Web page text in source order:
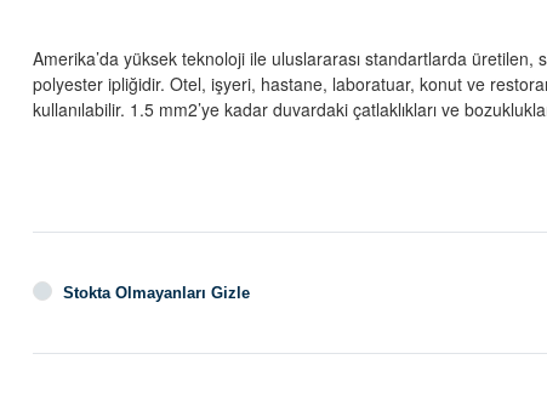
Amerika’da yüksek teknoloji ile uluslararası standartlarda
polyester ipliğidir. Otel, işyeri, hastane, laboratuar, konut ve
kullanılabilir. 1.5 mm2’ye kadar duvardaki çatlaklıkları ve
Stokta Olmayanları Gizle